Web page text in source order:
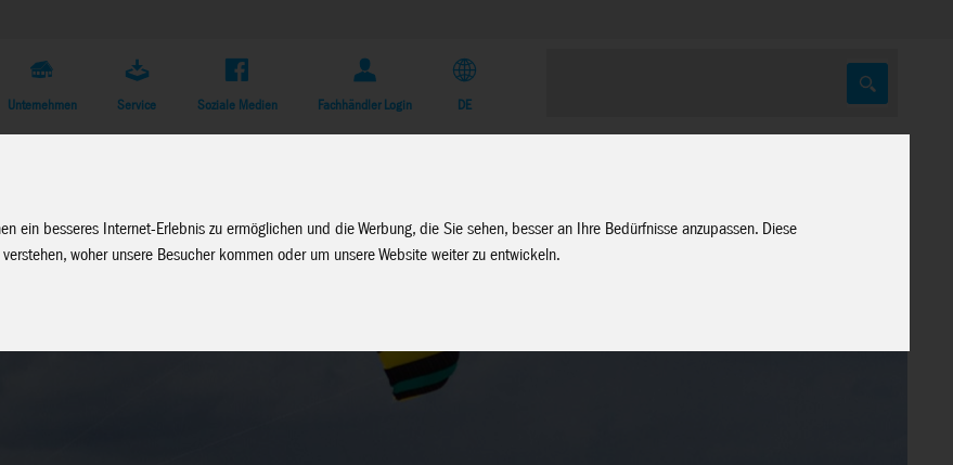
ein besseres Internet-Erlebnis zu ermöglichen und die Werbung, die Sie sehen, besser an Ihre Bedürfnisse anzupassen. Diese
woher unsere Besucher kommen oder um unsere Website weiter zu entwickeln.
Unternehmen Service Soziale Medien Fachhändler Login DE